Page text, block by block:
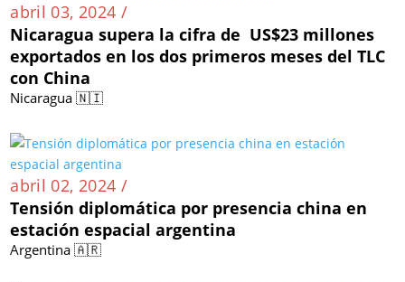
abril 03, 2024 /
Nicaragua supera la cifra de US$23 millones
exportados en los dos primeros meses del TLC
con China
Nicaragua 🇳🇮
abril 02, 2024 /
Tensión diplomática por presencia china en
estación espacial argentina
Argentina 🇦🇷